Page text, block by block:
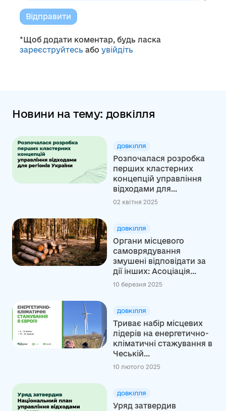
Відправити
*Щоб додати коментар, будь ласка
зареєструйтесь або увійдіть
Новини на тему: довкілля
ДОВКІЛЛЯ
Розпочалася розробка
перших кластерних
концепцій управління
відходами для...
02 квітня 2025
ДОВКІЛЛЯ
Органи місцевого
самоврядування
змушені відповідати за
дії інших: Асоціація...
10 березня 2025
ДОВКІЛЛЯ
Триває набір місцевих
лідерів на енергетично-
кліматичні стажування в
Чеській...
10 лютого 2025
ДОВКІЛЛЯ
Уряд затвердив